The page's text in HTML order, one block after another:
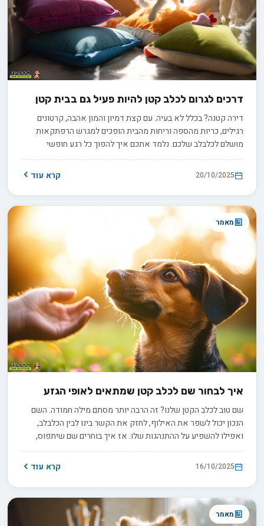
דרכים לגרום לכלב קטן להיות פעיל גם בבית קטן
דירה קטנה? בכלל לא בעיה. עם קצת דמיון והמון אהבה, קרטונים
רגילים, כריות מהספה וריחות מהבית הופכים למגרש הרפתקאות
מושלם לכלבלב שלכם. נלמד אתכם איך להפוך כל רגע חופשי
למשחק מרגש, ובעיקר - איך לדעת שהכלב שלכם באמת נהנה
ומאושר.
20/10/2025 קרא עוד
מאמר
איך לבחור שם לכלב קטן שמתאים לאופי הגזע
שם טוב לכלב הקטן שלנו? זה הרבה יותר מסתם מילה חמודה. השם
הנכון יכול לשפר את האילוף, לחזק את הקשר בינו לבין הכלבלב,
ואפילו להשפיע על ההתנהגות שלו. אז איך בוחרים שם שיתפוס,
שיתאים לאופי ושיהפוך את התקשורת היומיומית לקלה ומהנה יותר?
16/10/2025 קרא עוד
מאמר